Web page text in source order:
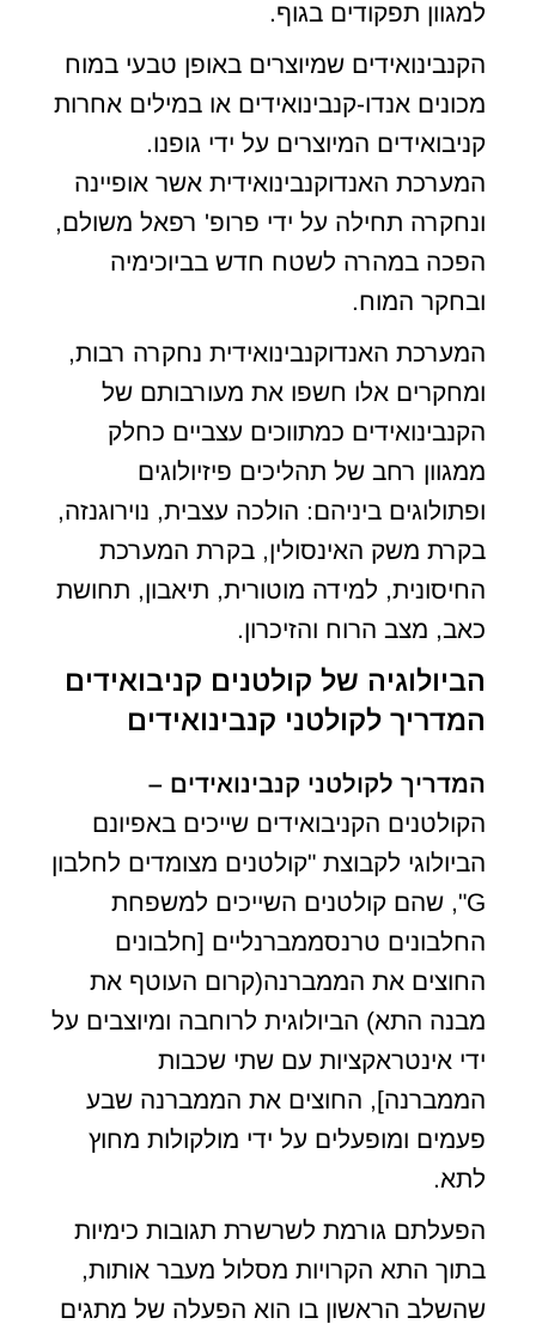
למגוון תפקודים בגוף.
הקנבינואידים שמיוצרים באופן טבעי במוח
מכונים אנדו-קנבינואידים או במילים אחרות
קניבואידים המיוצרים על ידי גופנו.
המערכת האנדוקנבינואידית אשר אופיינה
ונחקרה תחילה על ידי פרופ' רפאל משולם,
הפכה במהרה לשטח חדש בביוכימיה
ובחקר המוח.
המערכת האנדוקנבינואידית נחקרה רבות,
ומחקרים אלו חשפו את מעורבותם של
הקנבינואידים כמתווכים עצביים כחלק
ממגוון רחב של תהליכים פיזיולוגים
ופתולוגים ביניהם: הולכה עצבית, נוירוגנזה,
בקרת משק האינסולין, בקרת המערכת
החיסונית, למידה מוטורית, תיאבון, תחושת
כאב, מצב הרוח והזיכרון.
הביולוגיה של קולטנים קניבואידים
המדריך לקולטני קנבינואידים
המדריך לקולטני קנבינואידים –
הקולטנים הקניבואידים שייכים באפיונם
הביולוגי לקבוצת "קולטנים מצומדים לחלבון
G", שהם קולטנים השייכים למשפחת
החלבונים טרנסממברנליים [חלבונים
החוצים את הממברנה(קרום העוטף את
מבנה התא) הביולוגית לרוחבה ומיוצבים על
ידי אינטראקציות עם שתי שכבות
הממברנה], החוצים את הממברנה שבע
פעמים ומופעלים על ידי מולקולות מחוץ
לתא.
הפעלתם גורמת לשרשרת תגובות כימיות
בתוך התא הקרויות מסלול מעבר אותות,
שהשלב הראשון בו הוא הפעלה של מתגים